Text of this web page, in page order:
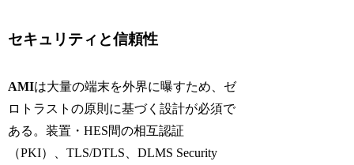
セキュリティと信頼性
AMIは大量の端末を外界に曝すため、ゼ
ロトラストの原則に基づく設計が必須で
ある。装置・HES間の相互認証
（PKI）、TLS/DTLS、DLMS Security